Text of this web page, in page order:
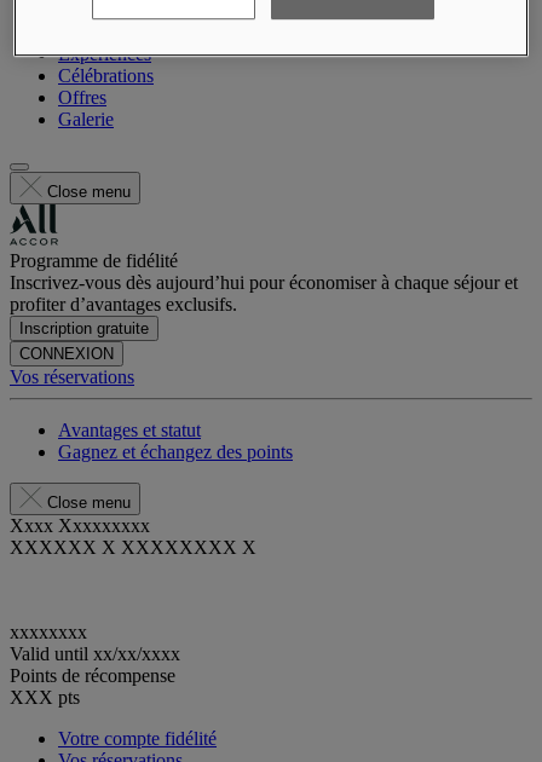
Expériences
Célébrations
Offres
Galerie
Close menu
Programme de fidélité
Inscrivez-vous dès aujourd’hui pour économiser à chaque séjour et
profiter d’avantages exclusifs.
Inscription gratuite
CONNEXION
Vos réservations
Avantages et statut
Gagnez et échangez des points
Close menu
Xxxx Xxxxxxxxx
XXXXXX X XXXXXXXX X
xxxxxxxx
Valid until xx/xx/xxxx
Points de récompense
XXX pts
Votre compte fidélité